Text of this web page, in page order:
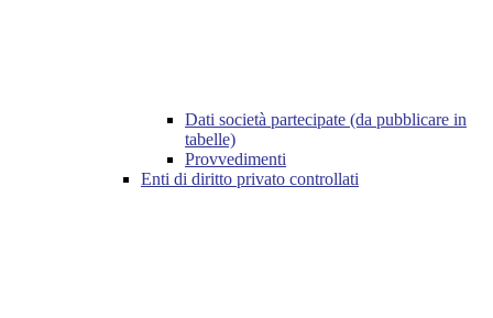
Dati società partecipate (da pubblicare in
tabelle)
Provvedimenti
Enti di diritto privato controllati